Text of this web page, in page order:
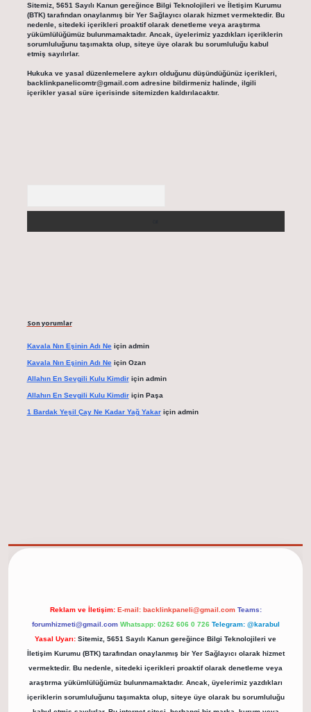
Sitemiz, 5651 Sayılı Kanun gereğince Bilgi Teknolojileri ve İletişim Kurumu
(BTK) tarafından onaylanmış bir Yer Sağlayıcı olarak hizmet vermektedir. Bu
nedenle, sitedeki içerikleri proaktif olarak denetleme veya araştırma
yükümlülüğümüz bulunmamaktadır. Ancak, üyelerimiz yazdıkları içeriklerin
sorumluluğunu taşımakta olup, siteye üye olarak bu sorumluluğu kabul
etmiş sayılırlar.
Hukuka ve yasal düzenlemelere aykırı olduğunu düşündüğünüz içerikleri,
backlinkpanelicomtr@gmail.comadresine bildirmeniz halinde, ilgili
içerikler yasal süre içerisinde sitemizden kaldırılacaktır.
Son yorumlar
Kavala Nın Eşinin Adı Neiçin admin
Kavala Nın Eşinin Adı Neiçin Ozan
Allahın En Sevgili Kulu Kimdiriçin admin
Allahın En Sevgili Kulu Kimdiriçin Paşa
1 Bardak Yeşil Çay Ne Kadar Yağ Yakariçin admin
Reklam ve İletişim: E-mail: backlinkpaneli@gmail.com Teams:
forumhizmeti@gmail.com Whatsapp: 0262 606 0 726 Telegram: @karabul
Yasal Uyarı: Sitemiz, 5651 Sayılı Kanun gereğince Bilgi Teknolojileri ve
İletişim Kurumu (BTK) tarafından onaylanmış bir Yer Sağlayıcı olarak hizmet
vermektedir. Bu nedenle, sitedeki içerikleri proaktif olarak denetleme veya
araştırma yükümlülüğümüz bulunmamaktadır. Ancak, üyelerimiz yazdıkları
içeriklerin sorumluluğunu taşımakta olup, siteye üye olarak bu sorumluluğu